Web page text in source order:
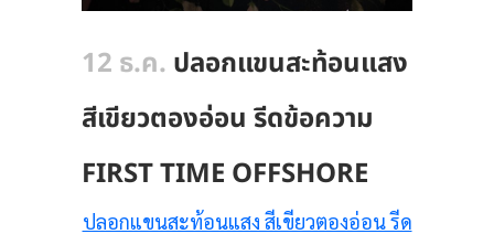
12 ธ.ค. ปลอกแขนสะท้อนแสง
สีเขียวตองอ่อน รีดข้อความ
FIRST TIME OFFSHORE
ปลอกแขนสะท้อนแสง สีเขียวตองอ่อน รีด